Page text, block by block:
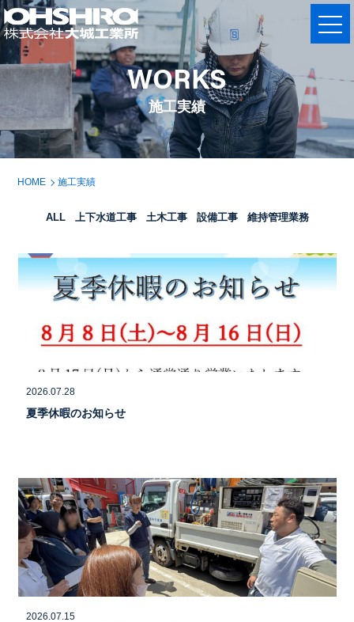
WORKS
施工実績
HOME 施工実績
ALL 上下水道工事 土木工事 設備工事 維持管理業務
2026.07.28
夏季休暇のお知らせ
2026.07.15